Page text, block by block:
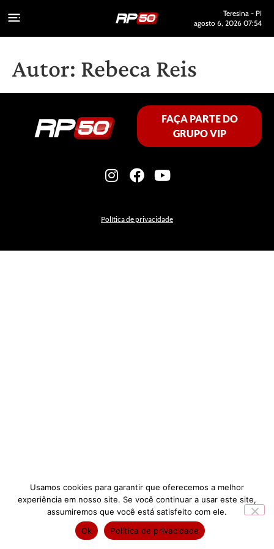
Teresina - PI
agosto 6, 2026 07:54
Autor: Rebeca Reis
FAÇA PARTE DO
GRUPO VIP
Política de privacidade
Usamos cookies para garantir que oferecemos a melhor
experiência em nosso site. Se você continuar a usar este site,
assumiremos que você está satisfeito com ele.
Ok
Política de privacidade